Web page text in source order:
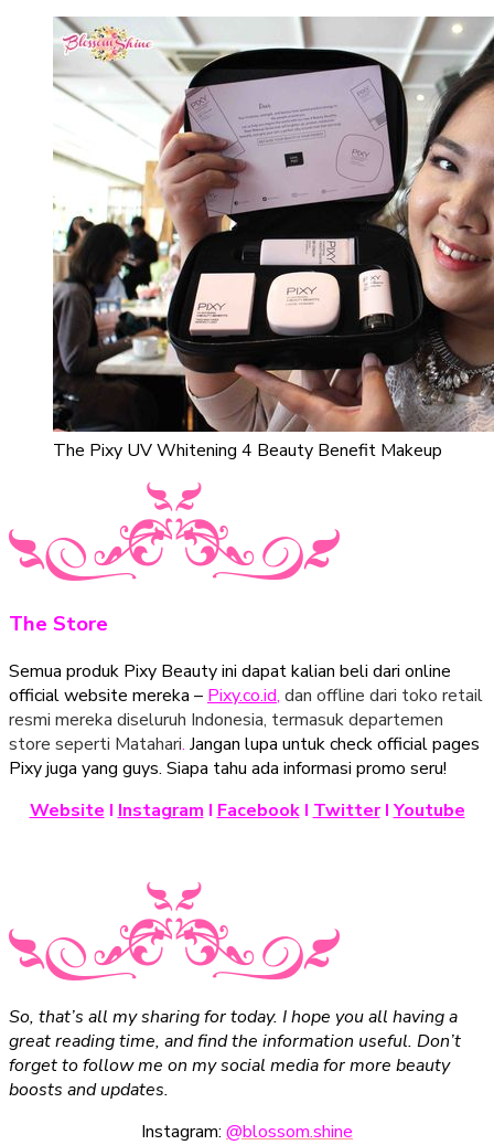
The Pixy UV Whitening 4 Beauty Benefit Makeup
The Store
Semua produk Pixy Beauty ini dapat kalian beli dari online
official website mereka – Pixy.co.id, dan offline dari toko retail
resmi mereka diseluruh Indonesia, termasuk departemen
store seperti Matahari. Jangan lupa untuk check official pages
Pixy juga yang guys. Siapa tahu ada informasi promo seru!
Website I Instagram I FacebookI TwitterI Youtube
So, that’s all my sharing for today. I hope you all having a
great reading time, and find the information useful. Don’t
forget to follow me on my social media for more beauty
boosts and updates.
Instagram: @blossom.shine